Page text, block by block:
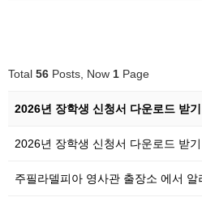
Total 56 Posts, Now 1 Page
2026년 장학생 신청서 다운로드 받기
2026년 장학생 신청서 다운로드 받기
주필라델피아 영사관 출장소 에서 알려